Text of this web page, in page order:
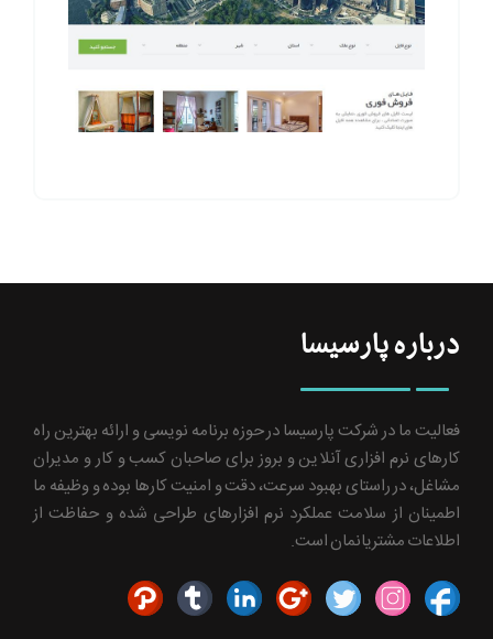
درباره پارسیسا
فعالیت ما در شرکت پارسیسا در حوزه برنامه نویسی و ارائه بهترین راه
کارهای نرم افزاری آنلاین و بروز برای صاحبان کسب و کار و مدیران
مشاغل، در راستای بهبود سرعت، دقت و امنیت کارها بوده و وظیفه ما
اطمینان از سلامت عملکرد نرم افزارهای طراحی شده و حفاظت از
اطلاعات مشتریانمان است.